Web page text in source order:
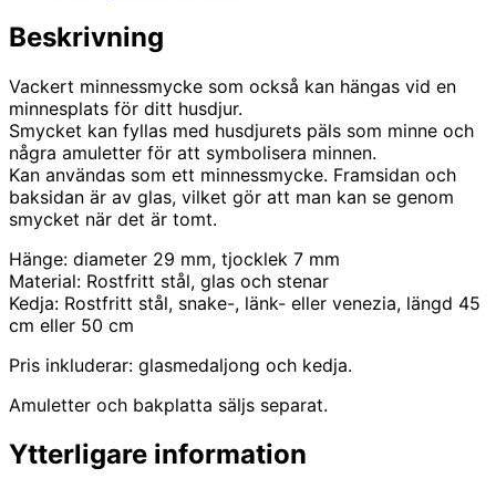
Beskrivning
Vackert minnessmycke som också kan hängas vid en
minnesplats för ditt husdjur.
Smycket kan fyllas med husdjurets päls som minne och
några amuletter för att symbolisera minnen.
Kan användas som ett minnessmycke. Framsidan och
baksidan är av glas, vilket gör att man kan se genom
smycket när det är tomt.
Hänge: diameter 29 mm, tjocklek 7 mm
Material: Rostfritt stål, glas och stenar
Kedja: Rostfritt stål, snake-, länk- eller venezia, längd 45
cm eller 50 cm
Pris inkluderar: glasmedaljong och kedja.
Amuletter och bakplatta säljs separat.
Ytterligare information